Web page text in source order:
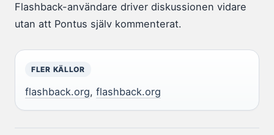
Flashback-användare driver diskussionen vidare
utan att Pontus själv kommenterat.
FLER KÄLLOR
flashback.org, flashback.org